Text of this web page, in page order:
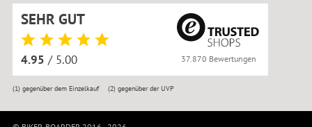
SEHR GUT
4.95 / 5.00 37.870 Bewertungen
(1)gegenüber dem Einzelkauf (2) gegenüber der UVP